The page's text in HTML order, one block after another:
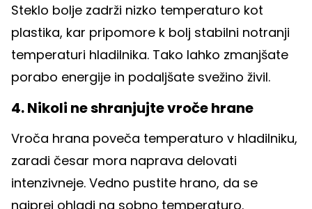
Steklo bolje zadrži nizko temperaturo kot
plastika, kar pripomore k bolj stabilni notranji
temperaturi hladilnika. Tako lahko zmanjšate
porabo energije in podaljšate svežino živil.
4. Nikoli ne shranjujte vroče hrane
Vroča hrana poveča temperaturo v hladilniku,
zaradi česar mora naprava delovati
intenzivneje. Vedno pustite hrano, da se
najprej ohladi na sobno temperaturo.